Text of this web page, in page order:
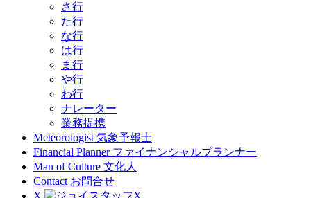
さ行
た行
な行
は行
ま行
や行
わ行
ナレーター
業務提携
Meteorologist 気象予報士
Financial Planner ファイナンシャルプランナー
Man of Culture 文化人
Contact お問合せ
X